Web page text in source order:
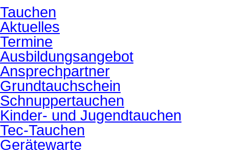
Tauchen
Aktuelles
Termine
Ausbildungsangebot
Ansprechpartner
Grundtauchschein
Schnuppertauchen
Kinder- und Jugendtauchen
Tec-Tauchen
Gerätewarte